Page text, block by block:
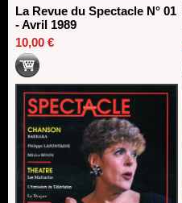
La Revue du Spectacle N° 01
- Avril 1989
10,00 €